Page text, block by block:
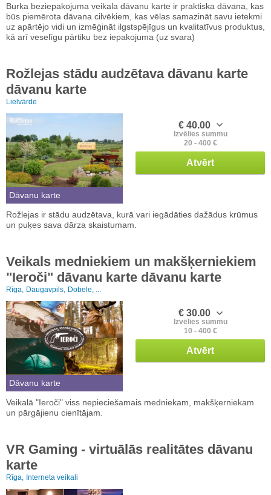
Burka beziepakojuma veikala dāvanu karte ir praktiska dāvana, kas
būs piemērota dāvana cilvēkiem, kas vēlas samazināt savu ietekmi
uz apārtējo vidi un izmēģināt ilgstspējīgus un kvalitatīvus produktus,
kā arī veselīgu pārtiku bez iepakojuma (uz svara)
Rožlejas stādu audzētava dāvanu karte
dāvanu karte
Lielvārde
Dāvanu karte
€ 40.00
Izvēlies summu
20 - 400 €
Atvērt
Rožlejas ir stādu audzētava, kurā vari iegādāties dažādus krūmus
un puķes sava dārza skaistumam.
Veikals medniekiem un makšķerniekiem
"Ieroči" dāvanu karte dāvanu karte
Rīga, Daugavpils, Dobele, ...
Dāvanu karte
€ 30.00
Izvēlies summu
10 - 400 €
Atvērt
Veikalā "Ieroči" viss nepieciešamais medniekam, makšķerniekam
un pārgājienu cienītājam.
VR Gaming - virtuālās realitātes dāvanu
karte
Rīga, Interneta veikali